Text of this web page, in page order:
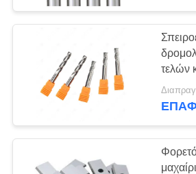
Ένθετα
για το αργίλιο
τελών